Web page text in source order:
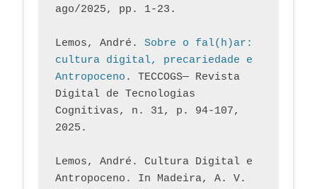
ago/2025, pp. 1-23.
Lemos, André. Sobre o fal(h)ar:
cultura digital, precariedade e
Antropoceno . TECCOGS— Revista
Digital de Tecnologias
Cognitivas, n. 31, p. 94-107,
2025.
Lemos, André. Cultura Digital e
Antropoceno. In Madeira, A. V.